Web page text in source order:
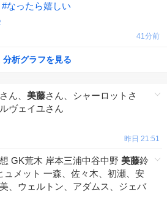
#なったら嬉しい
41分前
分析グラフを見る
ん、 美藤さん、シャーロットさ
ヴェイユさん
昨日 21:51
GK荒木 岸本三浦中谷中野 美藤鈴
ュメット 一森、佐々木、初瀬、安
、ウェルトン、アダムス、ジェバ